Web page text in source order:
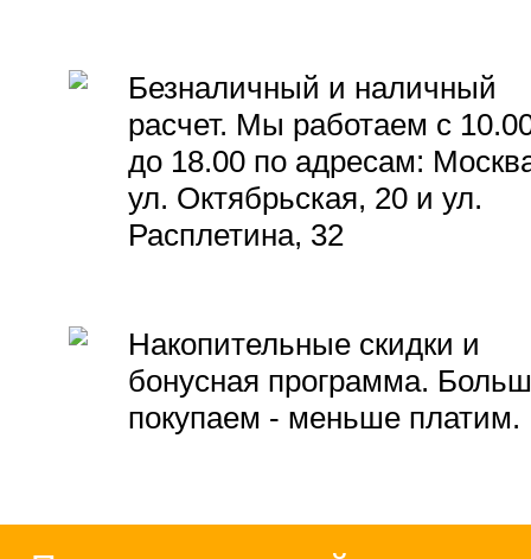
Безналичный и наличный
расчет. Мы работаем с
до 18.00 по адресам:
ул. Октябрьская, 20 и ул.
Расплетина, 32
Накопительные скидки и
бонусная программа.
покупаем - меньше платим.